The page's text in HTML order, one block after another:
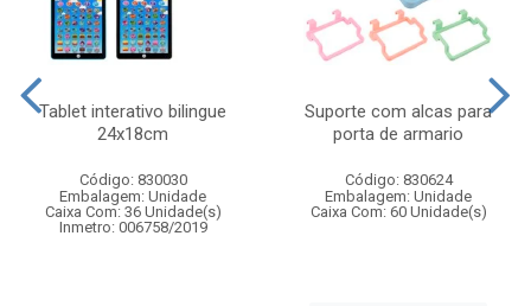
Tablet interativo bilingue
24x18cm
Código: 830030
Embalagem: Unidade
Caixa Com: 36 Unidade(s)
Inmetro: 006758/2019
Suporte com alcas para
porta de armario
Código: 830624
Embalagem: Unidade
Caixa Com: 60 Unidade(s)